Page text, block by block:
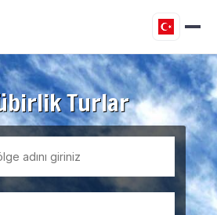
Turlar